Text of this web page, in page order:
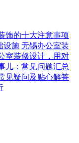
饰的十大注意事项
设施 无锡办公室装
室装修设计，用对
儿：常见问题汇总
见疑问及贴心解答